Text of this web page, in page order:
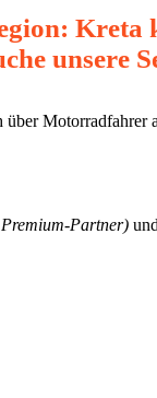
unsere
Partner)